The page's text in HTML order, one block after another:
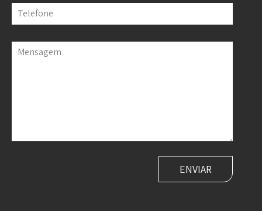
Telefone
Mensagem